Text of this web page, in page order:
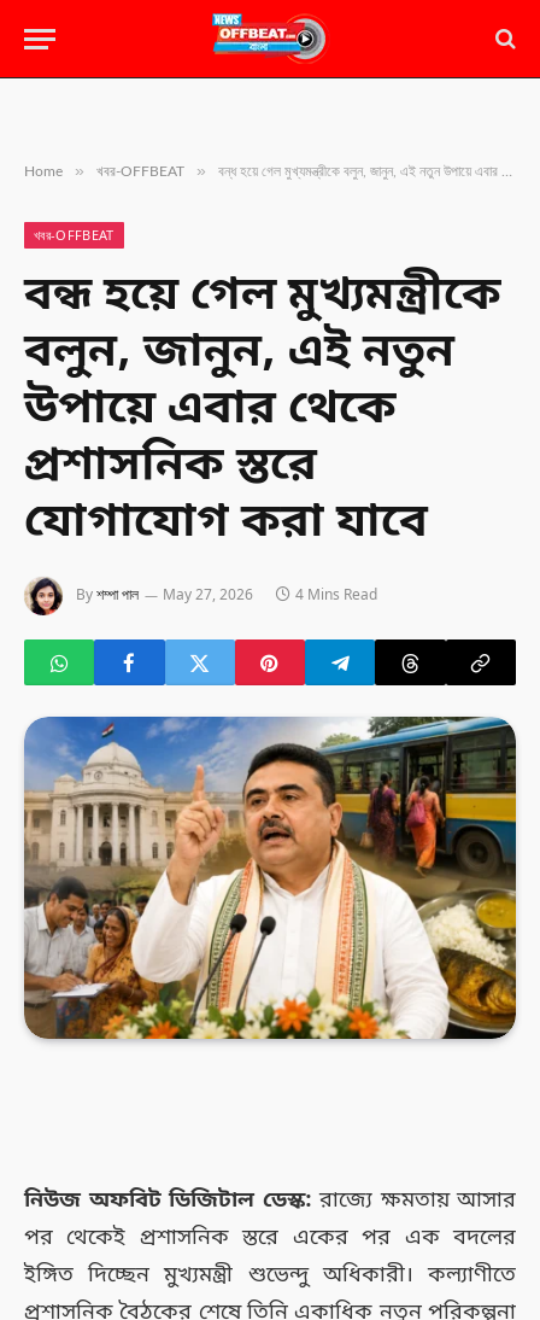
Home » খবর-OFFBEAT » বন্ধ হয়ে গেল মুখ্যমন্ত্রীকে বলুন, জানুন, এই নতুন উপায়ে এবার থেকে প্রশাসনিক স্তরে যোগাযোগ করা যাবে
খবর-OFFBEAT
বন্ধ হয়ে গেল মুখ্যমন্ত্রীকে
বলুন, জানুন, এই নতুন
উপায়ে এবার থেকে
প্রশাসনিক স্তরে
যোগাযোগ করা যাবে
Byশম্পা পাল May 27, 2026 4 Mins Read
নিউজ অফবিট ডিজিটাল ডেস্ক: রাজ্যে ক্ষমতায় আসার
পর থেকেই প্রশাসনিক স্তরে একের পর এক বদলের
ইঙ্গিত দিচ্ছেন মুখ্যমন্ত্রী শুভেন্দু অধিকারী। কল্যাণীতে
প্রশাসনিক বৈঠকের শেষে তিনি একাধিক নতুন পরিকল্পনা